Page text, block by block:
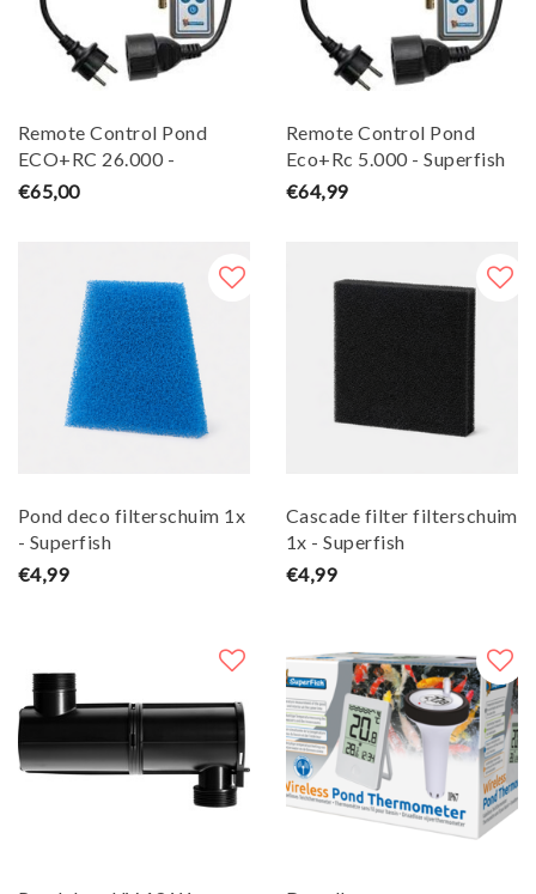
Remote Control Pond
ECO+RC 26.000 -
Superfish
€65,00
Remote Control Pond
Eco+Rc 5.000 - Superfish
€64,99
Pond deco filterschuim 1x
- Superfish
€4,99
Cascade filter filterschuim
1x - Superfish
€4,99